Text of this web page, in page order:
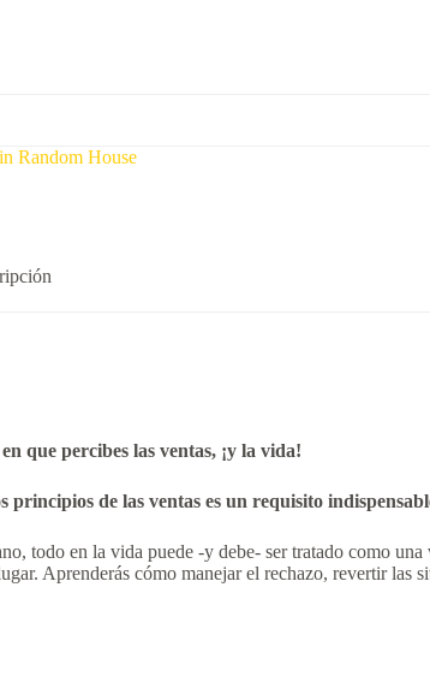
Random House
que percibes las ventas, ¡y la vida!
de las ventas es un requisito
todo en la vida puede -y debe- ser tratado como una
Aprenderás cómo manejar el rechazo, revertir las